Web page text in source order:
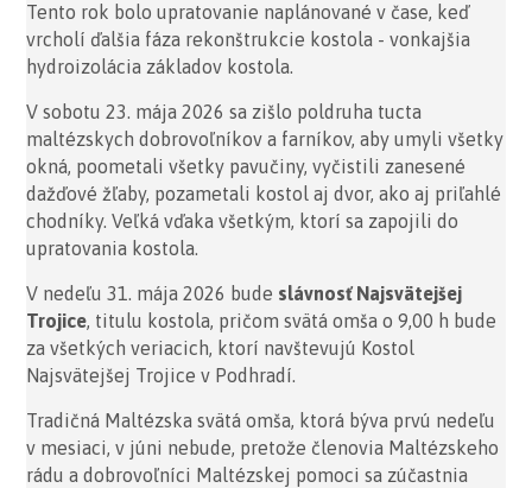
Tento rok bolo upratovanie naplánované v čase, keď
vrcholí ďalšia fáza rekonštrukcie kostola - vonkajšia
hydroizolácia základov kostola.
V sobotu 23. mája 2026 sa zišlo poldruha tucta
maltézskych dobrovoľníkov a farníkov, aby umyli všetky
okná, poometali všetky pavučiny, vyčistili zanesené
dažďové žľaby, pozametali kostol aj dvor, ako aj priľahlé
chodníky. Veľká vďaka všetkým, ktorí sa zapojili do
upratovania kostola.
V nedeľu 31. mája 2026 bude slávnosť Najsvätejšej
Trojice, titulu kostola, pričom svätá omša o 9,00 h bude
za všetkých veriacich, ktorí navštevujú Kostol
Najsvätejšej Trojice v Podhradí.
Tradičná Maltézska svätá omša, ktorá býva prvú nedeľu
v mesiaci, v júni nebude, pretože členovia Maltézskeho
rádu a dobrovoľníci Maltézskej pomoci sa zúčastnia